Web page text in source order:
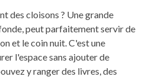
des cloisons ? Une grande
peut parfaitement servir de
et le coin nuit. C'est une
l'espace sans ajouter de
y ranger des livres, des